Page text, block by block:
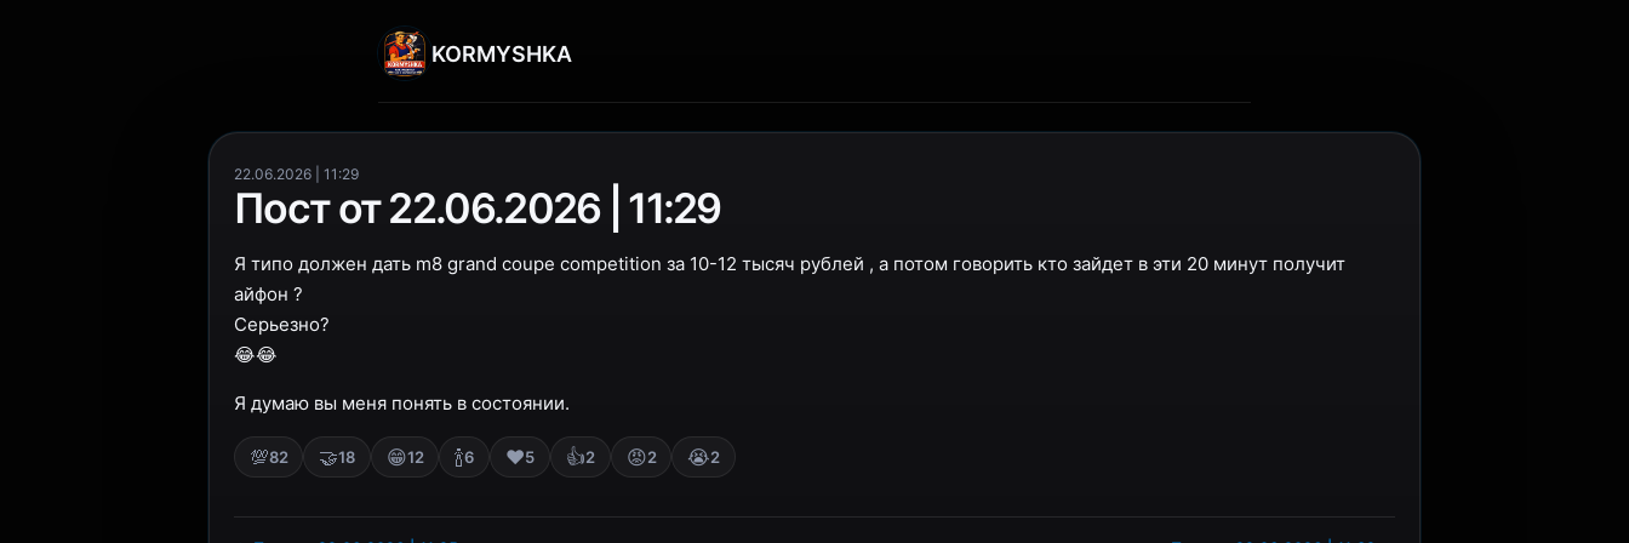
KORMYSHKA
22.06.2026 | 11:29
Пост от 22.06.2026 | 11:29
Я типо должен дать m8 grand coupe competition за 10-12 тысяч рублей , а потом говорить кто зайдет в эти 20 минут получит
айфон ?
Серьезно?
😂😂
Я думаю вы меня понять в состоянии.
💯82 🤝18 😁12 🍾6 ❤️5 👍2 😡2 😭2